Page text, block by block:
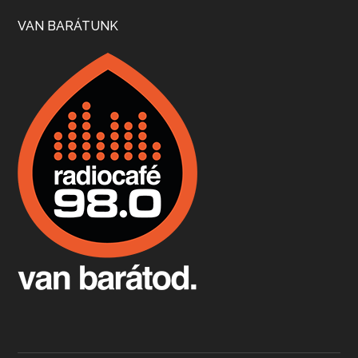
Boston, teadélután, bab és homár
Apr 9, 2026 • 00:37:17
Fermentáljunk, a testünk meghálálja!
Apr 3, 2026 • 00:36:07
VAN BARÁTUNK